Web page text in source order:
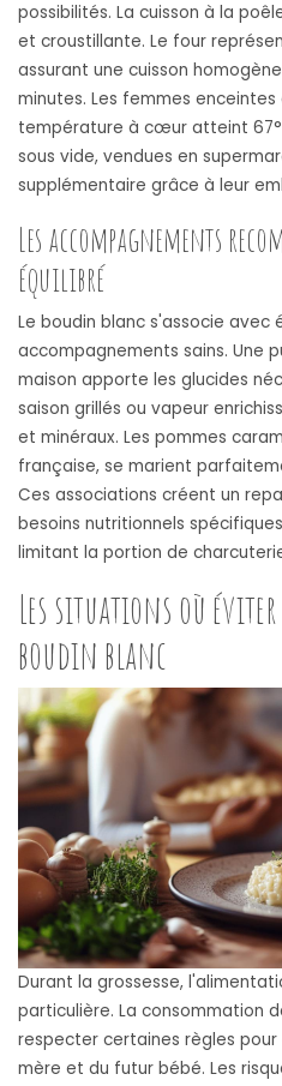
possibilités. La cuisson à la
et croustillante. Le four
assurant une cuisson
minutes. Les femmes
température à cœur atteint
sous vide, vendues en
supplémentaire grâce à leur
Les accompagnements
équilibré
Le boudin blanc s'associe avec
accompagnements sains. Une
maison apporte les glucides
saison grillés ou vapeur
et minéraux. Les pommes
française, se marient
Ces associations créent un
besoins nutritionnels
limitant la portion de
Les situations où
boudin blanc
Durant la grossesse,
particulière. La consommation
respecter certaines règles
mère et du futur bébé. Les